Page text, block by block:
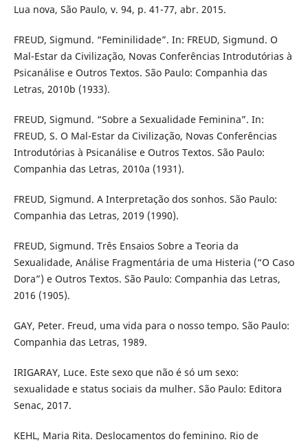
Lua nova, São Paulo, v. 94, p. 41-77, abr. 2015.
FREUD, Sigmund. “Feminilidade”. In: FREUD, Sigmund. O
Mal-Estar da Civilização, Novas Conferências Introdutórias à
Psicanálise e Outros Textos. São Paulo: Companhia das
Letras, 2010b (1933).
FREUD, Sigmund. “Sobre a Sexualidade Feminina”. In:
FREUD, S. O Mal-Estar da Civilização, Novas Conferências
Introdutórias à Psicanálise e Outros Textos. São Paulo:
Companhia das Letras, 2010a (1931).
FREUD, Sigmund. A Interpretação dos sonhos. São Paulo:
Companhia das Letras, 2019 (1990).
FREUD, Sigmund. Três Ensaios Sobre a Teoria da
Sexualidade, Análise Fragmentária de uma Histeria (“O Caso
Dora”) e Outros Textos. São Paulo: Companhia das Letras,
2016 (1905).
GAY, Peter. Freud, uma vida para o nosso tempo. São Paulo:
Companhia das Letras, 1989.
IRIGARAY, Luce. Este sexo que não é só um sexo:
sexualidade e status sociais da mulher. São Paulo: Editora
Senac, 2017.
KEHL, Maria Rita. Deslocamentos do feminino. Rio de